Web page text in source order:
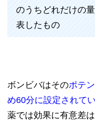
のうちどれだけの
表したもの
ボンビバはそのポテ
め60分に設定されて
薬では効果に有意差